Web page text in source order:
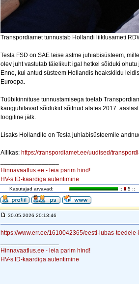
Transpordiamet tunnustab Hollandi liiklusameti
Tesla FSD on SAE teise astme juhiabisüsteem,
olev juht vastutab täielikult igal hetkel sõiduki
Enne, kui antud süsteem Hollandis heakskiidu
Euroopa.
Tüübikinnituse tunnustamisega toetab
kaugjuhitavad sõidukid sõitnud alates 2017.
loogiline jätk.
Lisaks Hollandile on Tesla juhiabisüsteemile
Allikas: https://transpordiamet.ee/uudised/
Hinnavaatlus.ee - leia parim hind!
HV-s ID-kaardiga autentimine
Kasutajad arvavad: :: 5 ::
30.05.2026 20:13:46
https://www.err.ee/1610042365/eesti-lubas-
Hinnavaatlus.ee - leia parim hind!
HV-s ID-kaardiga autentimine